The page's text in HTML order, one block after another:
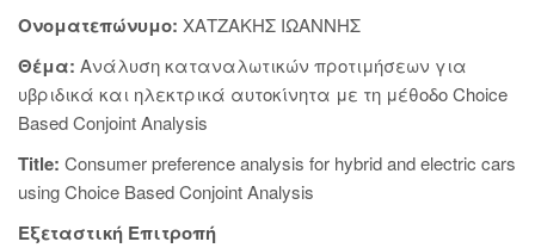
Ονοματεπώνυμο: ΧΑΤΖΑΚΗΣ ΙΩΑΝΝΗΣ
Θέμα: Ανάλυση καταναλωτικών προτιμήσεων για
υβριδικά και ηλεκτρικά αυτοκίνητα με τη μέθοδο Choice
Based Conjoint Analysis
Title: Consumer preference analysis for hybrid and electric cars
using Choice Based Conjoint Analysis
Εξεταστική Επιτροπή